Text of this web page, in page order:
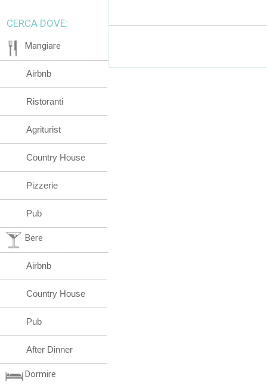
CERCA DOVE:
Mangiare
Airbnb
Ristoranti
Agriturist
Country House
Pizzerie
Pub
Bere
Airbnb
Country House
Pub
After Dinner
Dormire